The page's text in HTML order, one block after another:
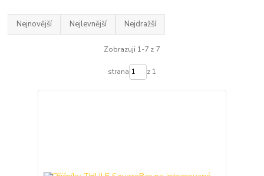
Nejnovější Nejlevnější Nejdražší
Zobrazuji 1-7 z 7
strana z 1